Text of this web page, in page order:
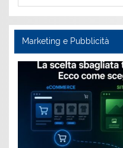
Marketing e Pubblicità